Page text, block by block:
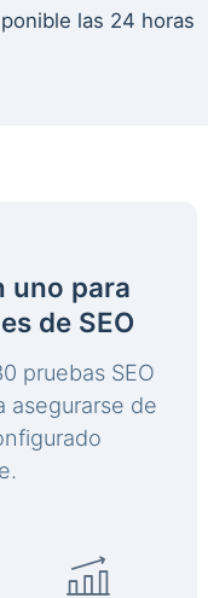
las 24 horas
uno para
de SEO
pruebas SEO
asegurarse de